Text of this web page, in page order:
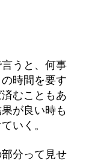
うと、何事
時間を要す
むこともあ
が良い時も
いく。
分って見せ